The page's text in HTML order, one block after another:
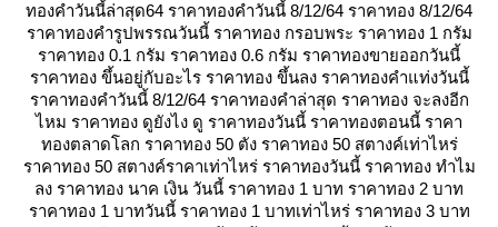
ทองคําวันนี้ล่าสุด64 ราคาทองคําวันนี้ 8/12/64 ราคาทอง 8/12/64
ราคาทองคํารูปพรรณวันนี้ ราคาทอง กรอบพระ ราคาทอง 1 กรัม
ราคาทอง 0.1 กรัม ราคาทอง 0.6 กรัม ราคาทองขายออกวันนี้
ราคาทอง ขึ้นอยู่กับอะไร ราคาทอง ขึ้นลง ราคาทองคําแท่งวันนี้
ราคาทองคําวันนี้ 8/12/64 ราคาทองคําล่าสุด ราคาทอง จะลงอีก
ไหม ราคาทอง ดูยังไง ดู ราคาทองวันนี้ ราคาทองตอนนี้ ราคา
ทองตลาดโลก ราคาทอง 50 ตัง ราคาทอง 50 สตางค์เท่าไหร่
ราคาทอง 50 สตางค์ราคาเท่าไหร่ ราคาทองวันนี้ ราคาทอง ทําไม
ลง ราคาทอง นาค เงิน วันนี้ ราคาทอง 1 บาท ราคาทอง 2 บาท
ราคาทอง 1 บาทวันนี้ ราคาทอง 1 บาทเท่าไหร่ ราคาทอง 3 บาท